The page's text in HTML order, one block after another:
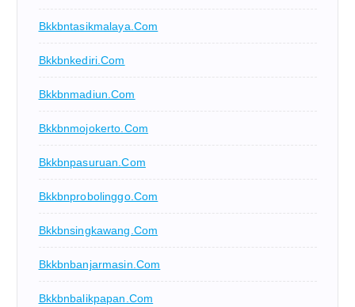
Bkkbntasikmalaya.com
Bkkbnkediri.com
Bkkbnmadiun.com
Bkkbnmojokerto.com
Bkkbnpasuruan.com
Bkkbnprobolinggo.com
Bkkbnsingkawang.com
Bkkbnbanjarmasin.com
Bkkbnbalikpapan.com